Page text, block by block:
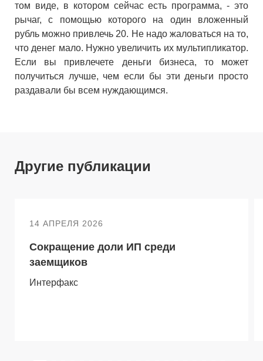
том виде, в котором сейчас есть программа, - это
рычаг, с помощью которого на один вложенный
рубль можно привлечь 20. Не надо жаловаться на то,
что денег мало. Нужно увеличить их мультипликатор.
Если вы привлечете деньги бизнеса, то может
получиться лучше, чем если бы эти деньги просто
раздавали бы всем нуждающимся.
Другие публикации
14 АПРЕЛЯ 2026
Сокращение доли ИП среди
заемщиков
Интерфакс